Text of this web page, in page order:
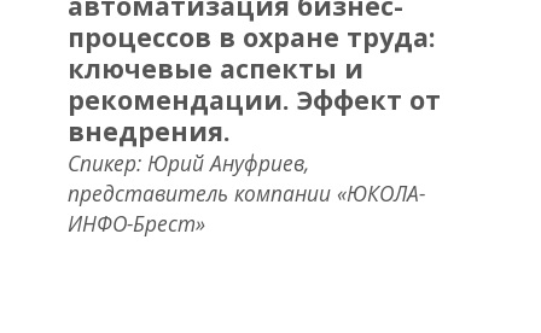
процессов в охране труда:
ключевые аспекты и
рекомендации. Эффект от
внедрения.
Спикер: Юрий Ануфриев,
представитель компании «ЮКОЛА-
ИНФО-Брест»